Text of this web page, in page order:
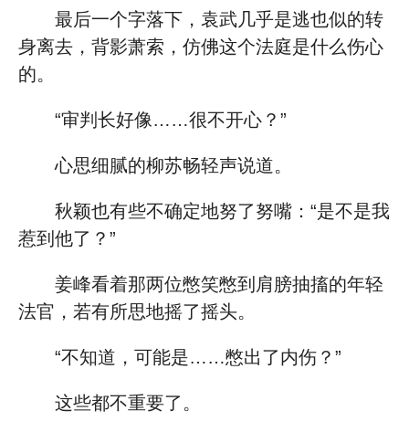
最后一个字落下，袁武几乎是逃也似的转
身离去，背影萧索，仿佛这个法庭是什么伤心
的。
“审判长好像……很不开心？”
心思细腻的柳苏畅轻声说道。
秋颖也有些不确定地努了努嘴：“是不是我
惹到他了？”
姜峰看着那两位憋笑憋到肩膀抽搐的年轻
法官，若有所思地摇了摇头。
“不知道，可能是……憋出了内伤？”
这些都不重要了。